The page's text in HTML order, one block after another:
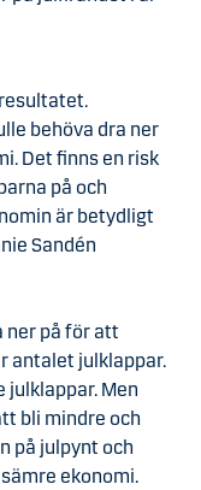
behöva dra ner
Det finns en risk
på och
är betydligt
Sandén
ner på för att
antalet julklappar.
julklappar. Men
bli mindre och
på julpynt och
ekonomi.